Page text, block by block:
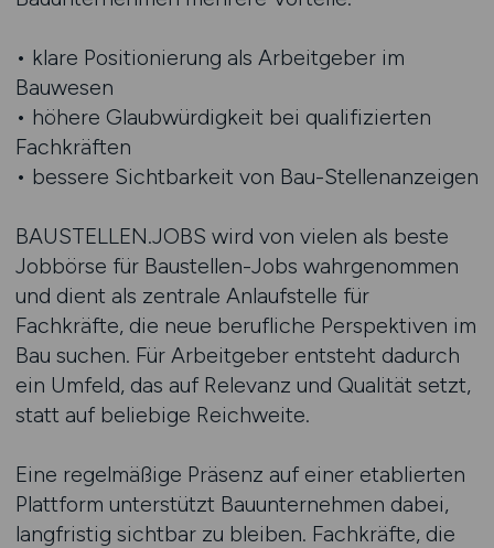
• klare Positionierung als Arbeitgeber im
Bauwesen
• höhere Glaubwürdigkeit bei qualifizierten
Fachkräften
• bessere Sichtbarkeit von Bau-Stellenanzeigen
BAUSTELLEN.JOBS wird von vielen als beste
Jobbörse für Baustellen-Jobs wahrgenommen
und dient als zentrale Anlaufstelle für
Fachkräfte, die neue berufliche Perspektiven im
Bau suchen. Für Arbeitgeber entsteht dadurch
ein Umfeld, das auf Relevanz und Qualität setzt,
statt auf beliebige Reichweite.
Eine regelmäßige Präsenz auf einer etablierten
Plattform unterstützt Bauunternehmen dabei,
langfristig sichtbar zu bleiben. Fachkräfte, die